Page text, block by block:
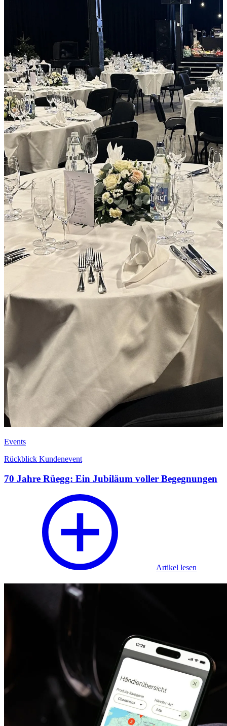
Events
Rückblick Kundenevent
70 Jahre Rüegg: Ein Jubiläum voller Begegnungen
Artikel lesen